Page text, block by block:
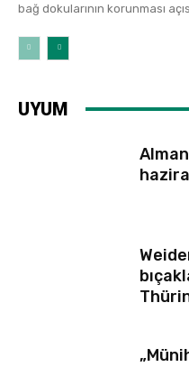
bağ dokularının korunması
UYUM